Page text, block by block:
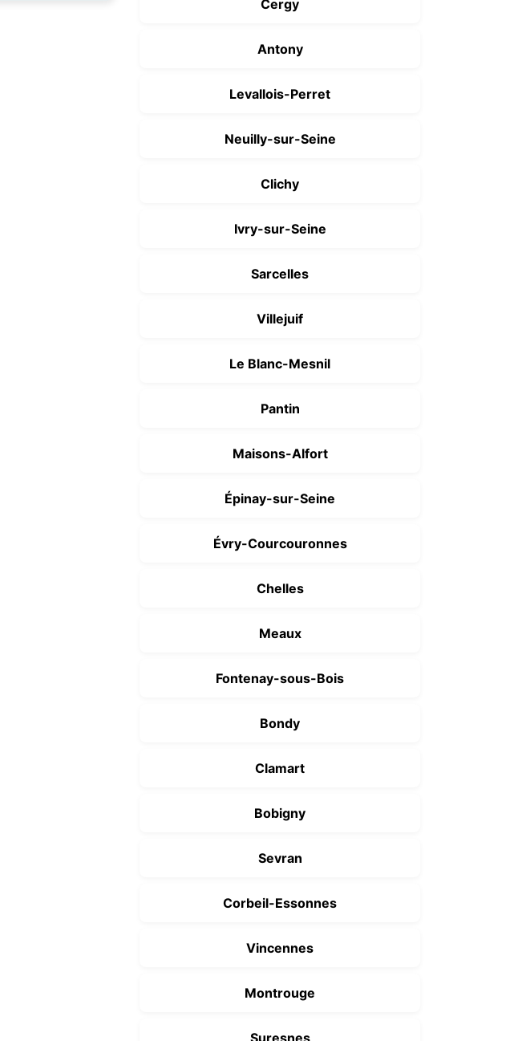
Cergy
Antony
Levallois-Perret
Neuilly-sur-Seine
Clichy
Ivry-sur-Seine
Sarcelles
Villejuif
Le Blanc-Mesnil
Pantin
Maisons-Alfort
Épinay-sur-Seine
Évry-Courcouronnes
Chelles
Meaux
Fontenay-sous-Bois
Bondy
Clamart
Bobigny
Sevran
Corbeil-Essonnes
Vincennes
Montrouge
Suresnes